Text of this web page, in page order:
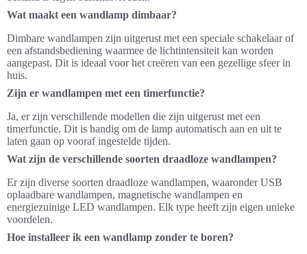
Wat maakt een wandlamp dimbaar?
Dimbare wandlampen zijn uitgerust met een speciale schakelaar of
een afstandsbediening waarmee de lichtintensiteit kan worden
aangepast. Dit is ideaal voor het creëren van een gezellige sfeer in
huis.
Zijn er wandlampen met een timerfunctie?
Ja, er zijn verschillende modellen die zijn uitgerust met een
timerfunctie. Dit is handig om de lamp automatisch aan en uit te
laten gaan op vooraf ingestelde tijden.
Wat zijn de verschillende soorten draadloze wandlampen?
Er zijn diverse soorten draadloze wandlampen, waaronder USB
oplaadbare wandlampen, magnetische wandlampen en
energiezuinige LED wandlampen. Elk type heeft zijn eigen unieke
voordelen.
Hoe installeer ik een wandlamp zonder te boren?